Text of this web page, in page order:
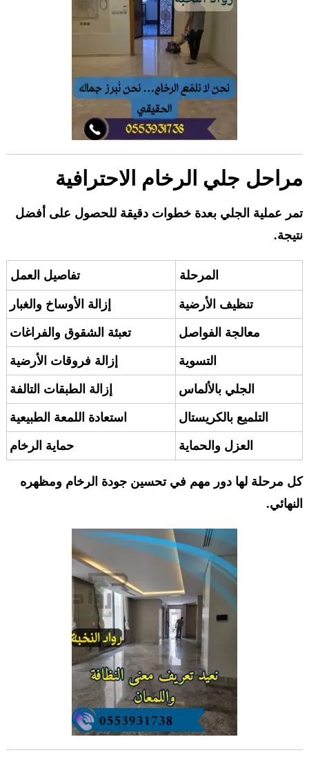
مراحل جلي الرخام الاحترافية
تمر عملية الجلي بعدة خطوات دقيقة للحصول على أفضل
نتيجة.
المرحلة تفاصيل العمل
تنظيف الأرضية إزالة الأوساخ والغبار
معالجة الفواصل تعبئة الشقوق والفراغات
التسوية إزالة فروقات الأرضية
الجلي بالألماس إزالة الطبقات التالفة
التلميع بالكريستال استعادة اللمعة الطبيعية
العزل والحماية حماية الرخام
كل مرحلة لها دور مهم في تحسين جودة الرخام ومظهره
النهائي.